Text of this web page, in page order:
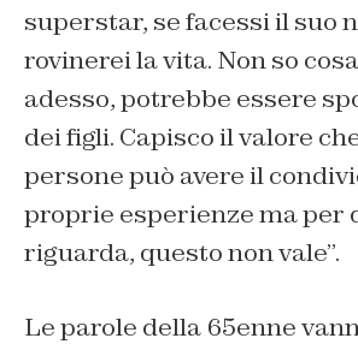
superstar, se facessi il suo
rovinerei la vita. Non so
adesso, potrebbe essere
dei figli. Capisco il valore
persone può avere il
proprie esperienze ma per
riguarda, questo non vale”.
Le parole della 65enne